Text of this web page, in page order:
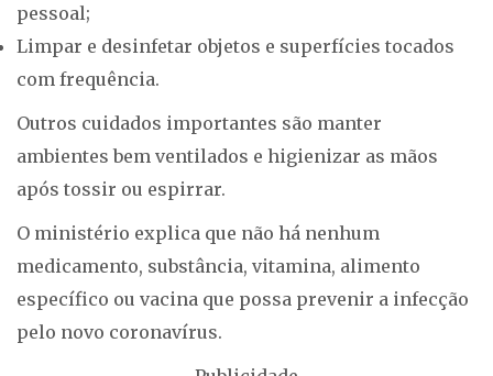
pessoal;
Limpar e desinfetar objetos e superfícies tocados
com frequência.
Outros cuidados importantes são manter
ambientes bem ventilados e higienizar as mãos
após tossir ou espirrar.
O ministério explica que não há nenhum
medicamento, substância, vitamina, alimento
específico ou vacina que possa prevenir a infecção
pelo novo coronavírus.